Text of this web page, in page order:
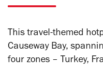
This travel-themed
Causeway Bay,
four zones – Turkey,